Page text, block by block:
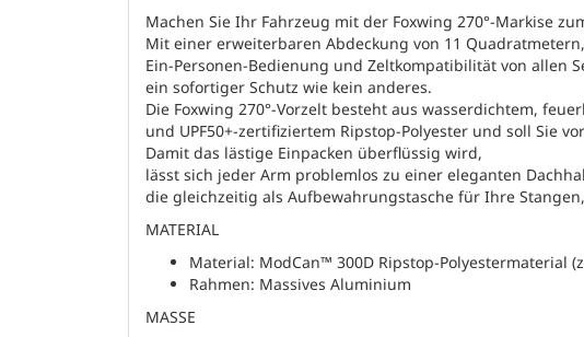
Machen Sie Ihr Fahrzeug mit der Foxwing 270°-Markise
Mit einer erweiterbaren Abdeckung von 11 Quadratmetern,
Ein-Personen-Bedienung und Zeltkompatibilität von allen
ein sofortiger Schutz wie kein anderes.
Die Foxwing 270°-Vorzelt besteht aus wasserdichtem,
und UPF50+-zertifiziertem Ripstop-Polyester und soll Sie
Damit das lästige Einpacken überflüssig wird,
lässt sich jeder Arm problemlos zu einer eleganten
die gleichzeitig als Aufbewahrungstasche für Ihre
MATERIAL
Material: ModCan™ 300D Ripstop-Polyestermaterial
Rahmen: Massives Aluminium
MASSE